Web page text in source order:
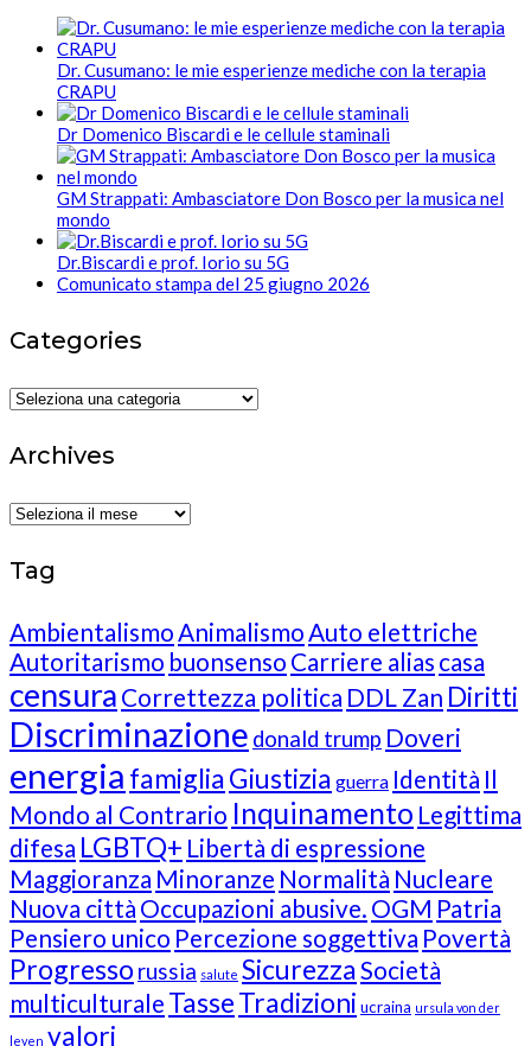
Dr. Cusumano: le mie esperienze mediche con la terapia
CRAPU
Dr Domenico Biscardi e le cellule staminali
GM Strappati: Ambasciatore Don Bosco per la musica nel
mondo
Dr.Biscardi e prof. Iorio su 5G
Comunicato stampa del 25 giugno 2026
Categories
Categories
Archives
Archives
Tag
Ambientalismo Animalismo Auto elettriche
Autoritarismo buonsenso Carriere alias casa
censura Correttezza politica DDL Zan Diritti
Discriminazione donald trump Doveri
energia famigliaGiustizia guerra Identità Il
Mondo al Contrario Inquinamento Legittima
difesa LGBTQ+ Libertà di espressione
Maggioranza Minoranze Normalità Nucleare
Nuova città Occupazioni abusive. OGM Patria
Pensiero unico Percezione soggettiva Povertà
Progresso russia salute SicurezzaSocietà
multiculturale TasseTradizioni ucraina ursula von der
leyen valori